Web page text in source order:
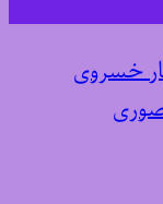
خسروی